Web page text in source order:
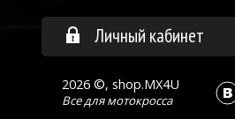
Личный кабинет
2026 ©, shop.MX4U
Все длямотокросса